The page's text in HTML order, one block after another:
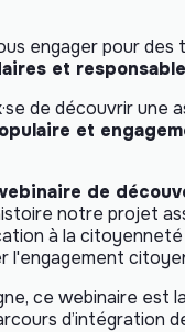
engager pour des
et
de découvrir une
et
de
notre projet
à la citoyenneté
l'engagement
ce webinaire est
d’intégration